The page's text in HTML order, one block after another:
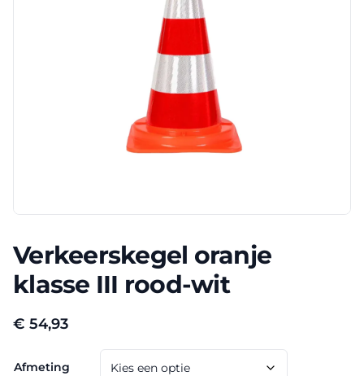
Verkeerskegel oranje
klasse III rood-wit
€ 54,93
Afmeting